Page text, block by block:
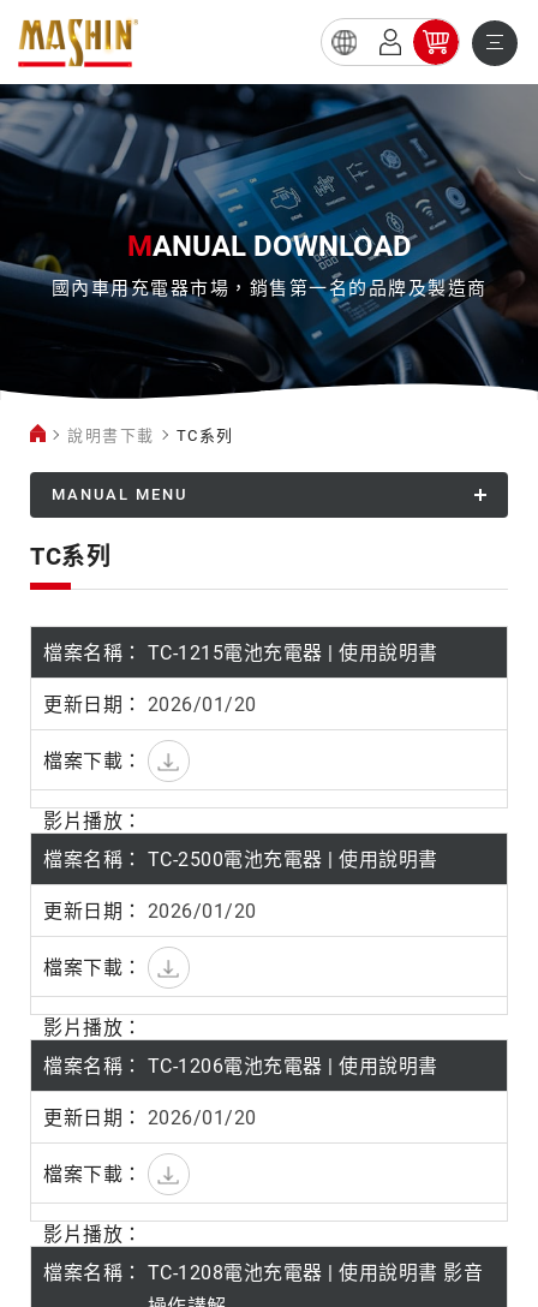
TC
系
列
MANUAL DOWNLOAD
國內車用充電器市場，銷售第一名的品牌及製造商
說明書下載 TC系列
MANUAL MENU
產
品
列
TC系列
TC-1215電池充電器 | 使用說明書
2026/01/20
TC-2500電池充電器 | 使用說明書
2026/01/20
TC-1206電池充電器 | 使用說明書
2026/01/20
TC-1208電池充電器 | 使用說明書 影音